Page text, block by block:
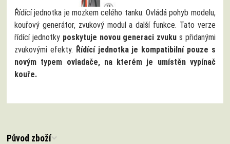
Řídící jednotka je mozkem celého tanku. Ovládá pohyb modelu,
kouřový generátor, zvukový modul a další funkce. Tato verze
řídící jednotky poskytuje novou generaci zvuku s přidanými
zvukovými efekty. Řídící jednotka je kompatibilní pouze s
novým typem ovladače, na kterém je umístěn vypínač
kouře.
Původ zboží